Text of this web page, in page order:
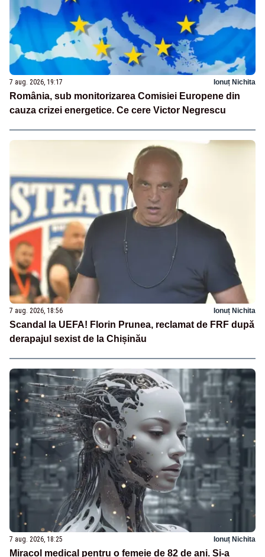
7 aug. 2026, 19:17 Ionuț Nichita
România, sub monitorizarea Comisiei Europene din
cauza crizei energetice. Ce cere Victor Negrescu
7 aug. 2026, 18:56 Ionuț Nichita
Scandal la UEFA! Florin Prunea, reclamat de FRF după
derapajul sexist de la Chișinău
7 aug. 2026, 18:25 Ionuț Nichita
Miracol medical pentru o femeie de 82 de ani. Și-a